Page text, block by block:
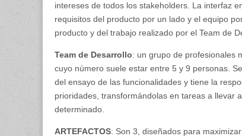
intereses de todos los stakeholders. La interfaz
requisitos del producto por un lado y el equipo
producto y del trabajo realizado por el Team de
Team de Desarrollo: un grupo de profesionales
cuyo número suele estar entre 5 y 9 personas.
del ensayo de las funcionalidades y tiene la
prioridades, transformándolas en tareas a llevar
determinado.
ARTEFACTOS: Son 3, diseñados para